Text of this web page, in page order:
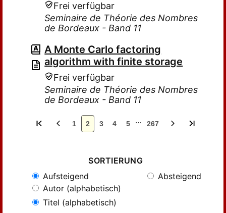
Frei verfügbar
Seminaire de Théorie des Nombres
de Bordeaux - Band 11
A Monte Carlo factoring
algorithm with finite storage
Frei verfügbar
Seminaire de Théorie des Nombres
de Bordeaux - Band 11
1 2 3 4 5 … 267
SORTIERUNG
Aufsteigend
Absteigend
Autor (alphabetisch)
Titel (alphabetisch)